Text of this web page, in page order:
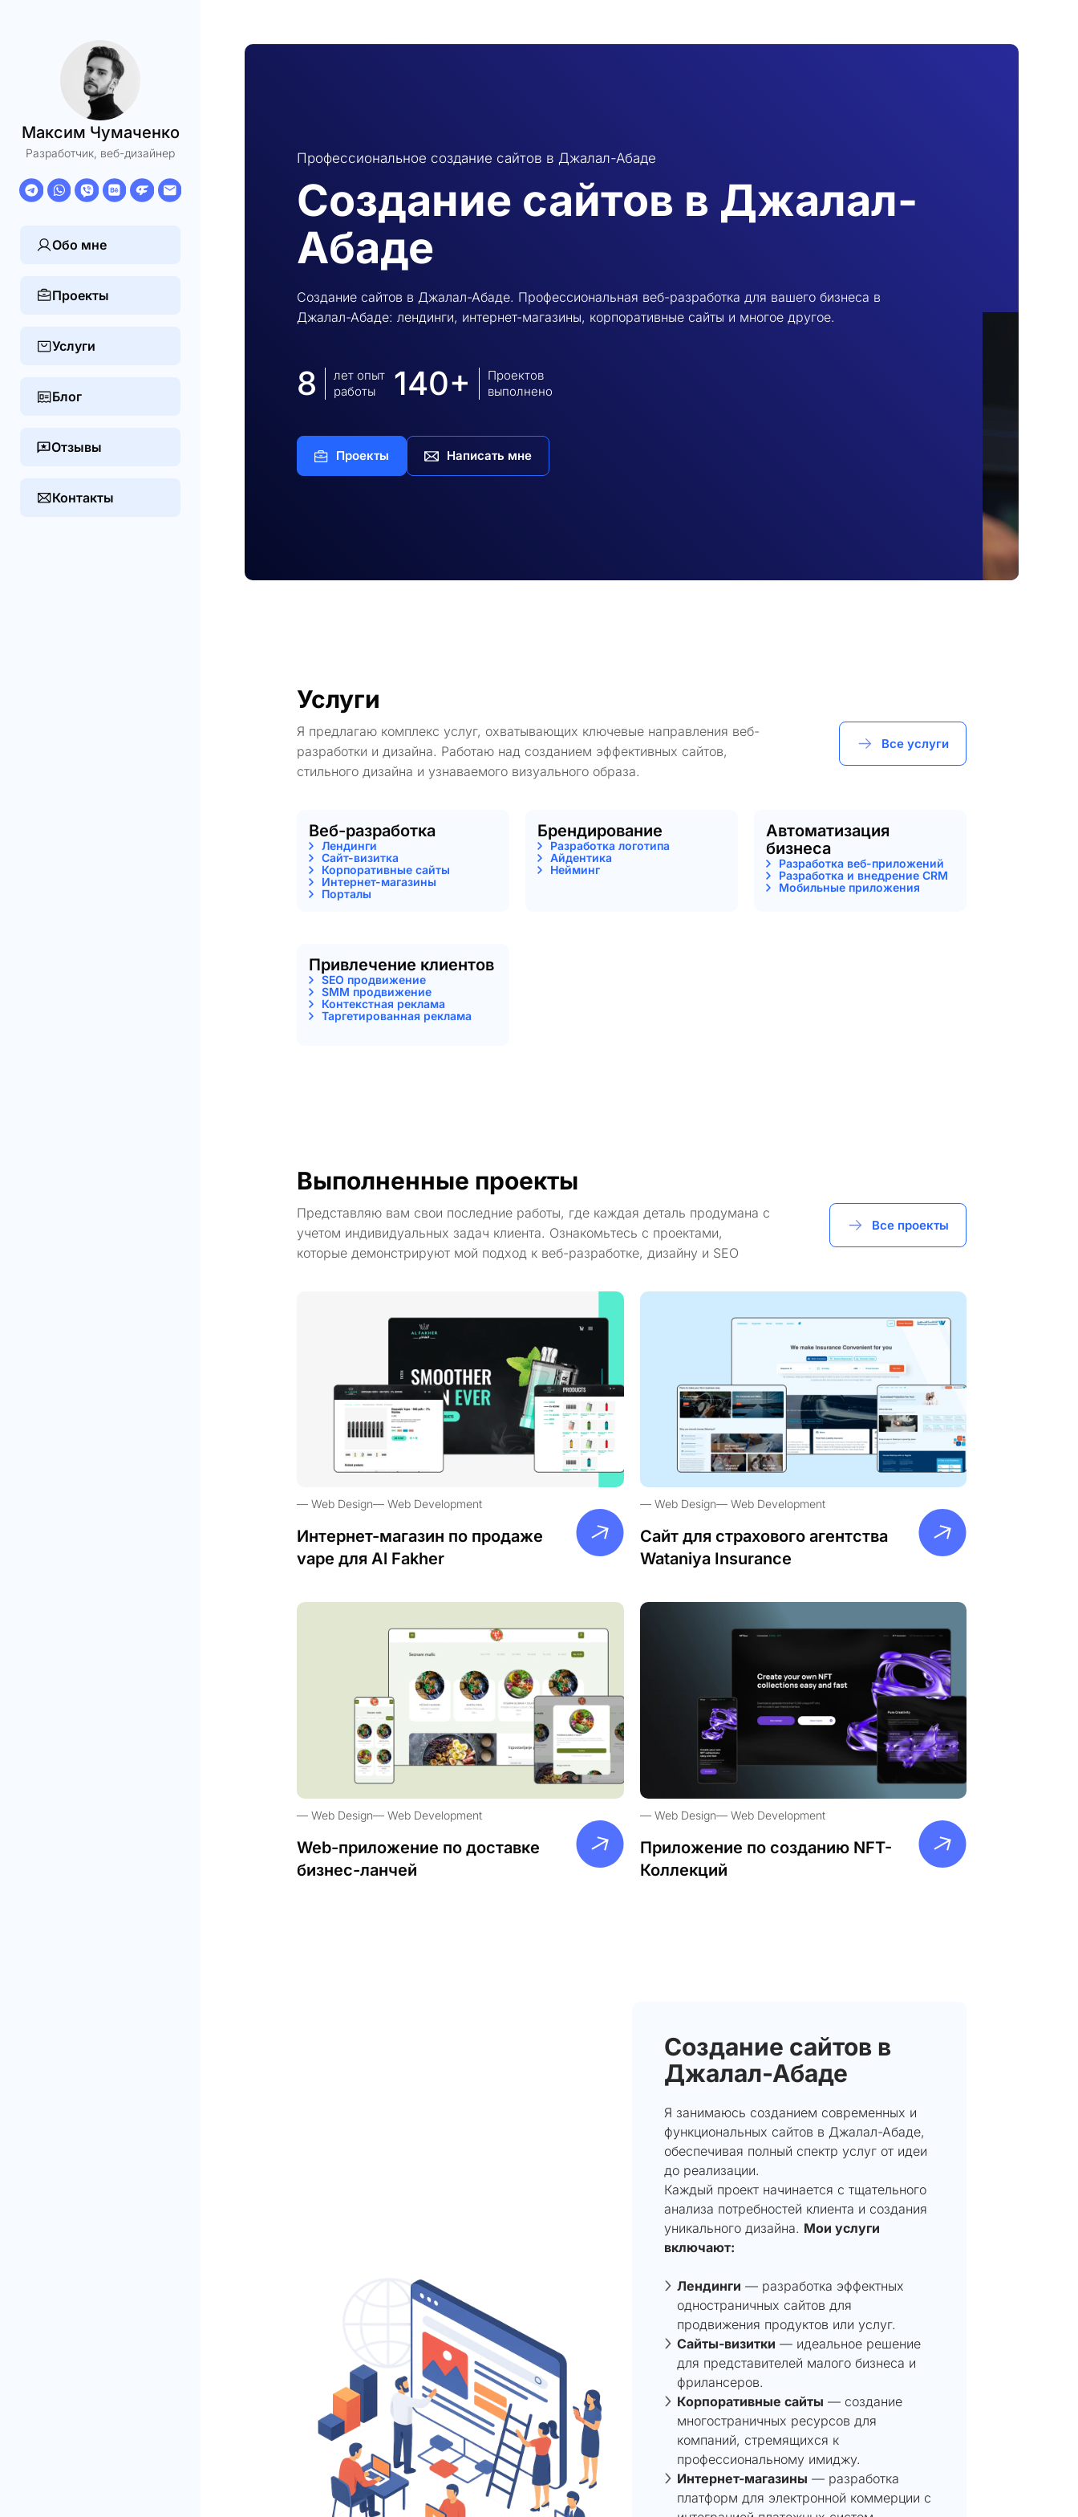
Максим Чумаченко
Разработчик, веб-дизайнер
Обо мне
Проекты
Услуги
Блог
Отзывы
Контакты
Профессиональное создание сайтов в Джалал-Абаде
Создание сайтов в Джалал-
Абаде
Создание сайтов в Джалал-Абаде. Профессиональная веб-разработка для вашего бизнеса в
Джалал-Абаде: лендинги, интернет-магазины, корпоративные сайты и многое другое.
8
лет опыт
работы
140+
Проектов
выполнено
Проекты Написать мне
Услуги
Я предлагаю комплекс услуг, охватывающих ключевые направления веб-
разработки и дизайна. Работаю над созданием эффективных сайтов,
стильного дизайна и узнаваемого визуального образа.
Все услуги
Веб-разработка
Лендинги
Сайт-визитка
Корпоративные сайты
Интернет-магазины
Порталы
Брендирование
Разработка логотипа
Айдентика
Нейминг
Автоматизация
бизнеса
Разработка веб-приложений
Разработка и внедрение CRM
Мобильные приложения
Привлечение клиентов
SEO продвижение
SMM продвижение
Контекстная реклама
Таргетированная реклама
Выполненные проекты
Представляю вам свои последние работы, где каждая деталь продумана с
учетом индивидуальных задач клиента. Ознакомьтесь с проектами,
которые демонстрируют мой подход к веб-разработке, дизайну и SEO
Все проекты
Web Design Web Development
Интернет-магазин по продаже
vape для Al Fakher
Web Design Web Development
Сайт для страхового агентства
Wataniya Insurance
Web Design Web Development
Web-приложение по доставке
бизнес-ланчей
Web Design Web Development
Приложение по созданию NFT-
Коллекций
Создание сайтов в
Джалал-Абаде
Я занимаюсь созданием современных и
функциональных сайтов в Джалал-Абаде,
обеспечивая полный спектр услуг от идеи
до реализации.
Каждый проект начинается с тщательного
анализа потребностей клиента и создания
уникального дизайна. Мои услуги
включают:
Лендинги — разработка эффектных
одностраничных сайтов для
продвижения продуктов или услуг.
Сайты-визитки — идеальное решение
для представителей малого бизнеса и
фрилансеров.
Корпоративные сайты — создание
многостраничных ресурсов для
компаний, стремящихся к
профессиональному имиджу.
Интернет-магазины — разработка
платформ для электронной коммерции с